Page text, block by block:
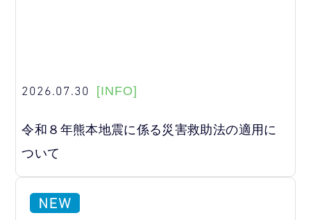
2026.07.30 [INFO]
令和８年熊本地震に係る災害救助法の適用に
ついて